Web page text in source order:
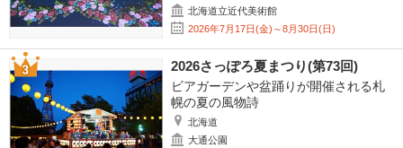
北海道立近代美術館
2026年7月17日(金)～8月30日(日)
2026さっぽろ夏まつり(第73回)
ビアガーデンや盆踊りが開催される札
幌の夏の風物詩
北海道
大通公園